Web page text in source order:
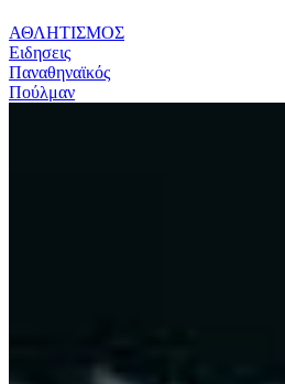
ΑΘΛΗΤΙΣΜΟΣ
Ειδησεις
Παναθηναϊκός
Πούλμαν